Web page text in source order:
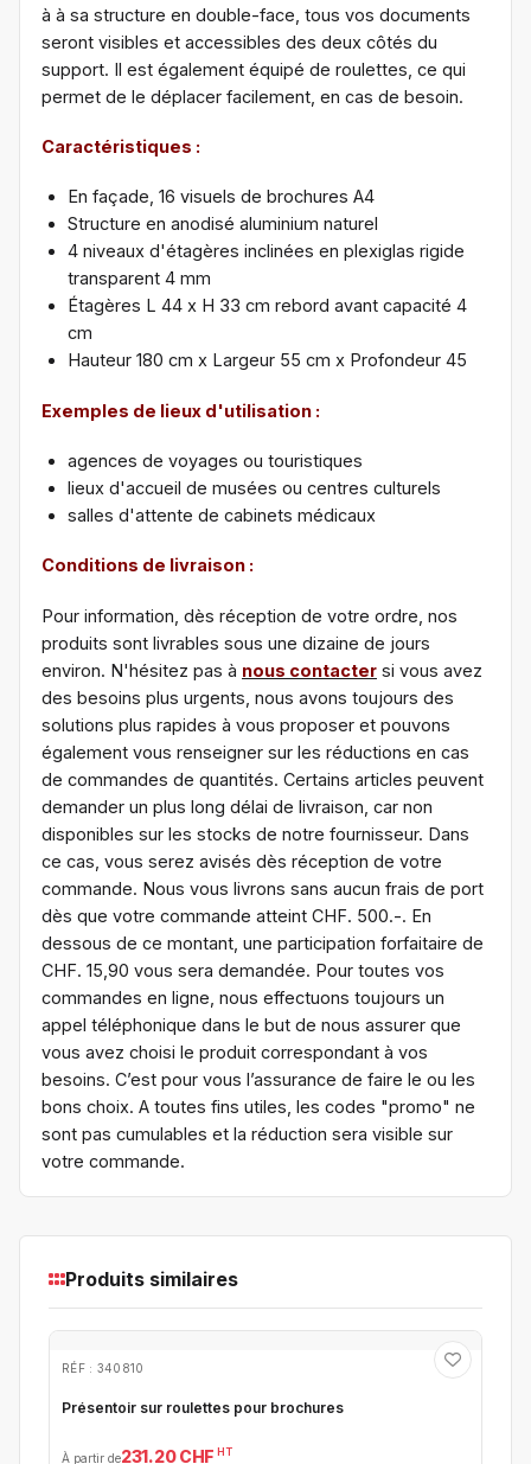
à à sa structure en double-face, tous vos documents
seront visibles et accessibles des deux côtés du
support. Il est également équipé de roulettes, ce qui
permet de le déplacer facilement, en cas de besoin.
Caractéristiques :
En façade, 16 visuels de brochures A4
Structure en anodisé aluminium naturel
4 niveaux d'étagères inclinées en plexiglas rigide
transparent 4 mm
Étagères L 44 x H 33 cm rebord avant capacité 4
cm
Hauteur 180 cm x Largeur 55 cm x Profondeur 45
Exemples de lieux d'utilisation :
agences de voyages ou touristiques
lieux d'accueil de musées ou centres culturels
salles d'attente de cabinets médicaux
Conditions de livraison :
Pour information, dès réception de votre ordre, nos
produits sont livrables sous une dizaine de jours
environ. N'hésitez pas à nous contacter si vous avez
des besoins plus urgents, nous avons toujours des
solutions plus rapides à vous proposer et pouvons
également vous renseigner sur les réductions en cas
de commandes de quantités. Certains articles peuvent
demander un plus long délai de livraison, car non
disponibles sur les stocks de notre fournisseur. Dans
ce cas, vous serez avisés dès réception de votre
commande. Nous vous livrons sans aucun frais de port
dès que votre commande atteint CHF. 500.-. En
dessous de ce montant, une participation forfaitaire de
CHF. 15,90 vous sera demandée. Pour toutes vos
commandes en ligne, nous effectuons toujours un
appel téléphonique dans le but de nous assurer que
vous avez choisi le produit correspondant à vos
besoins. C’est pour vous l’assurance de faire le ou les
bons choix. A toutes fins utiles, les codes "promo" ne
sont pas cumulables et la réduction sera visible sur
votre commande.
Produits similaires
RÉF : 340810
Présentoir sur roulettes pour brochures
À partir de231.20 CHF HT